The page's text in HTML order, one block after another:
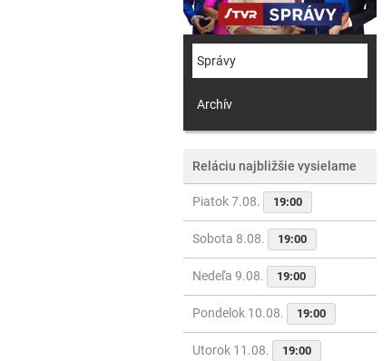
Správy
Archív
Reláciu najbližšie vysielame
Piatok 7.08. 19:00
Sobota 8.08. 19:00
Nedeľa 9.08. 19:00
Pondelok 10.08. 19:00
Utorok 11.08. 19:00